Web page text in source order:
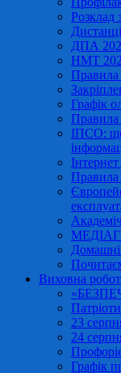
Розклад
ДПА
НМТ
Правила
Графік
Правила
ІПСО: що
Правила
Домашні
Виховна
23
24
Графік